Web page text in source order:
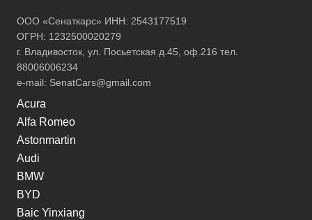
ООО «Сенаткарс» ИНН: 2543177519
ОГРН: 1232500020279
г. Владивосток, ул. Посьетская д.45, оф.216 тел.
88006006234
e-mail: SenatCars@gmail.com
Acura
Alfa Romeo
Astonmartin
Audi
BMW
BYD
Baic Yinxiang